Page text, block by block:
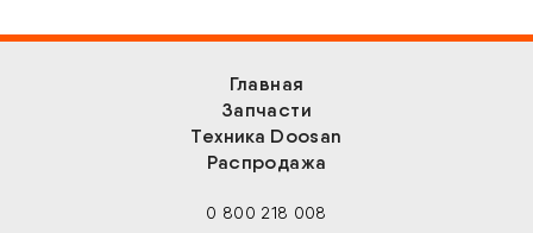
Главная
Запчасти
Техника Doosan
Распродажа
0 800 218 008